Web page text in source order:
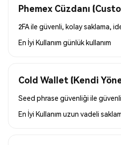
Phemex Cüzdanı
2FA ile güvenli, kolay saklama,
En İyi Kullanım günlük kullanım
Cold Wallet (Kendi
Seed phrase güvenliği ile
En İyi Kullanım uzun vadeli